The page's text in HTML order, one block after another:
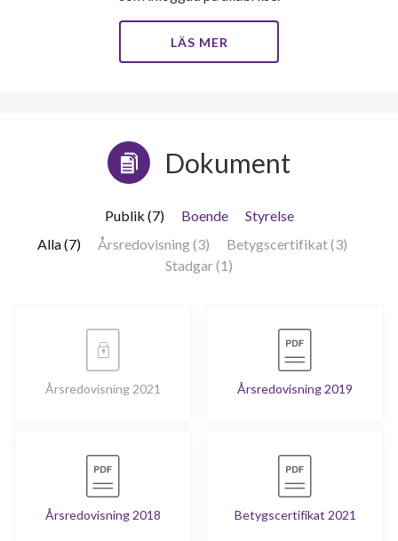
LÄS MER
Dokument
Publik (7) Boende
Styrelse
Alla (7)
Årsredovisning (3)
Betygscertifikat (3)
Stadgar (1)
Årsredovisning 2021 Årsredovisning 2019
Årsredovisning 2018 Betygscertifikat 2021